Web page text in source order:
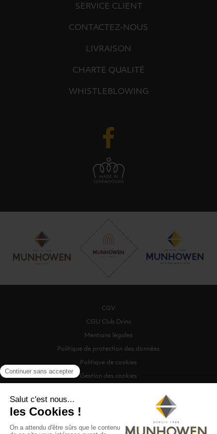
SERVICE CLIENT
CONTACTEZ-NOUS
LIVRAISON
CHARTE QUALITÉ
WHISTLEBLOWING
CGV
CGU Club Drinx
Mentions légales
Politique de protection des données
Politique de cookies
Gestion des cookies
©2026 Munhowen Drinx / Tous droits réservés
Digitalised by